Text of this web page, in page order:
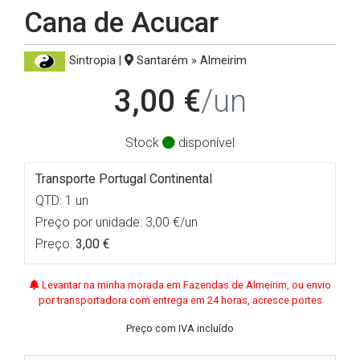
Cana de Acucar
Sintropia | Santarém » Almeirim
3,00 €/un
Stock disponível
Transporte Portugal Continental
QTD: 1 un
Preço por unidade: 3,00 €/un
Preço: 3,00 €
Levantar na minha morada em Fazendas de Almeirim, ou envio
por transportadora com entrega em 24 horas, acresce portes
Preço com IVA incluído